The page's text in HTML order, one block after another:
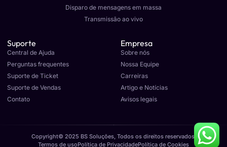
Disparo de mensagens em massa
Transmissão ao vivo
Suporte
Central de Ajuda
Perguntas frequentes
Suporte de Ticket
Suporte de Vendas
Contato
Empresa
Sobre nós
Nossa Equipe
Carreiras
Artigo e Notícias
Avisos legais
Copyright© 2025 BS Soluções, Todos os direitos reservados.
Termos de usoPolítica de PrivacidadePolítica de Cookies